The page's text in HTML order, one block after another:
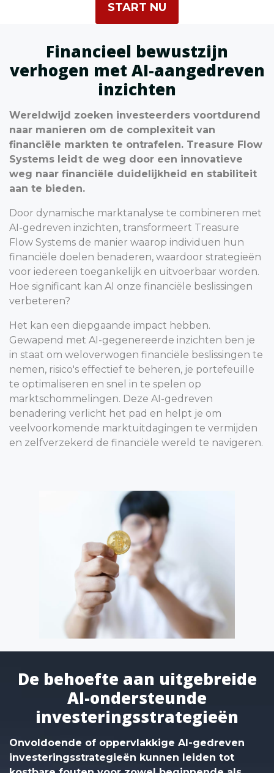
START NU
Financieel bewustzijn
verhogen met AI-aangedreven
inzichten
Wereldwijd zoeken investeerders voortdurend
naar manieren om de complexiteit van
financiële markten te ontrafelen. Treasure Flow
Systems leidt de weg door een innovatieve
weg naar financiële duidelijkheid en stabiliteit
aan te bieden.
Door dynamische marktanalyse te combineren met
AI-gedreven inzichten, transformeert Treasure
Flow Systems de manier waarop individuen hun
financiële doelen benaderen, waardoor strategieën
voor iedereen toegankelijk en uitvoerbaar worden.
Hoe significant kan AI onze financiële beslissingen
verbeteren?
Het kan een diepgaande impact hebben.
Gewapend met AI-gegenereerde inzichten ben je
in staat om weloverwogen financiële beslissingen te
nemen, risico's effectief te beheren, je portefeuille
te optimaliseren en snel in te spelen op
marktschommelingen. Deze AI-gedreven
benadering verlicht het pad en helpt je om
veelvoorkomende marktuitdagingen te vermijden
en zelfverzekerd de financiële wereld te navigeren.
De behoefte aan uitgebreide
AI-ondersteunde
investeringsstrategieën
Onvoldoende of oppervlakkige AI-gedreven
investeringsstrategieën kunnen leiden tot